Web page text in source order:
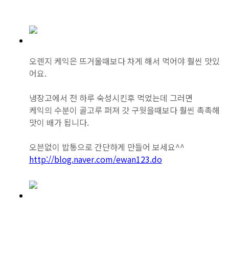
오렌지 케익은 뜨거울때보다 차게 해서 먹어야 훨씬 맛있
어요.
냉장고에서 전 하루 숙성시킨후 먹었는데 그러면
케익의 수분이 골고루 퍼져 갓 구웟을때보다 훨씬 촉촉해
맛이 배가 됩니다.
오븐없이 밥통으로 간단하게 만들어 보세요^^
http://blog.naver.com/ewan123.do